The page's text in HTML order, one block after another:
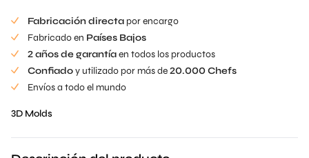
Fabricación directa por encargo
Fabricado en Países Bajos
2 años de garantíaen todos los productos
Confiadoy utilizado por más de20.000 Chefs
Envíos a todo el mundo
3D Molds